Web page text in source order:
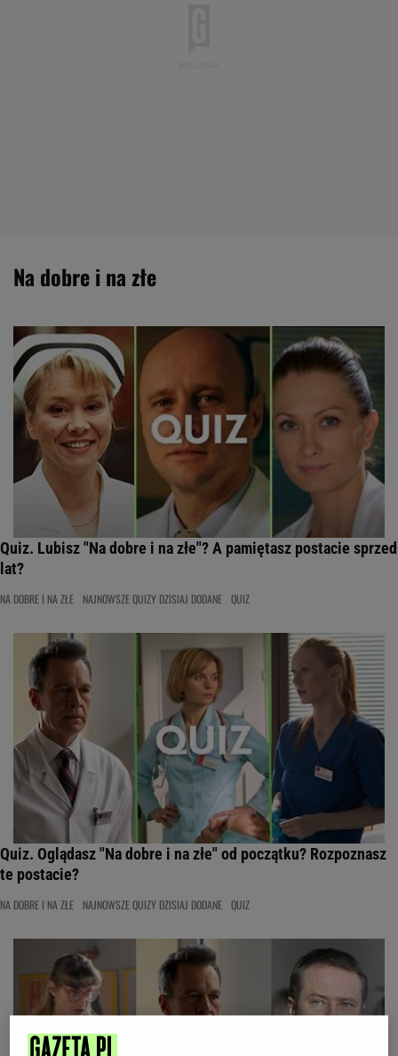
na dobre i na złe
Quiz. Lubisz "Na dobre i na złe"? A pamiętasz postacie sprzed
lat?
NA DOBRE I NA ZŁE NAJNOWSZE QUIZY DZISIAJ DODANE QUIZ
Quiz. Oglądasz "Na dobre i na złe" od początku? Rozpoznasz
te postacie?
NA DOBRE I NA ZŁE NAJNOWSZE QUIZY DZISIAJ DODANE QUIZ